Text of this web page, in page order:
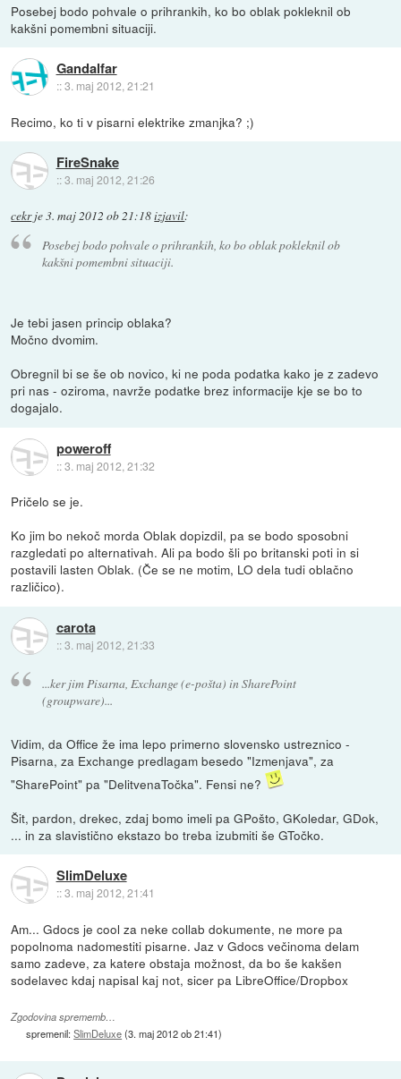
Posebej bodo pohvale o prihrankih, ko bo oblak pokleknil ob
kakšni pomembni situaciji.
Gandalfar
::3. maj 2012, 21:21
Recimo, ko ti v pisarni elektrike zmanjka? ;)
FireSnake
::3. maj 2012, 21:26
cekrje3. maj 2012 ob 21:18izjavil:
Posebej bodo pohvale o prihrankih, ko bo oblak pokleknil ob
kakšni pomembni situaciji.
Je tebi jasen princip oblaka?
Močno dvomim.
Obregnil bi se še ob novico, ki ne poda podatka kako je z zadevo
pri nas - oziroma, navrže podatke brez informacije kje se bo to
dogajalo.
poweroff
::3. maj 2012, 21:32
Pričelo se je.
Ko jim bo nekoč morda Oblak dopizdil, pa se bodo sposobni
razgledati po alternativah. Ali pa bodo šli po britanski poti in si
postavili lasten Oblak. (Če se ne motim, LO dela tudi oblačno
različico).
carota
::3. maj 2012, 21:33
...ker jim Pisarna, Exchange (e-pošta) in SharePoint
(groupware)...
Vidim, da Office že ima lepo primerno slovensko ustreznico -
Pisarna, za Exchange predlagam besedo "Izmenjava", za
"SharePoint" pa "DelitvenaTočka". Fensi ne?
Šit, pardon, drekec, zdaj bomo imeli pa GPošto, GKoledar, GDok,
... in za slavistično ekstazo bo treba izubmiti še GTočko.
SlimDeluxe
::3. maj 2012, 21:41
Am... Gdocs je cool za neke collab dokumente, ne more pa
popolnoma nadomestiti pisarne. Jaz v Gdocs večinoma delam
samo zadeve, za katere obstaja možnost, da bo še kakšen
sodelavec kdaj napisal kaj not, sicer pa LibreOffice/Dropbox
Zgodovina sprememb…
spremenil:SlimDeluxe(3. maj 2012 ob 21:41)